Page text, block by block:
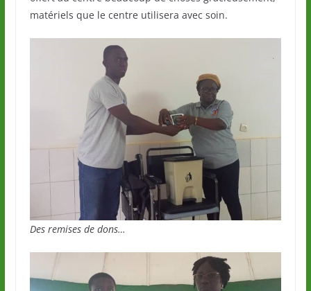
matériels que le centre utilisera avec soin.
Des remises de dons…